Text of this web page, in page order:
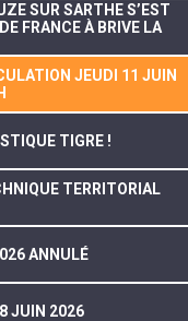
SUR SARTHE S’EST
FRANCE À BRIVE LA
JEUDI 11 JUIN
TIGRE !
TERRITORIAL
ANNULÉ
JUIN 2026